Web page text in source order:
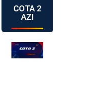
COTA 2
AZI